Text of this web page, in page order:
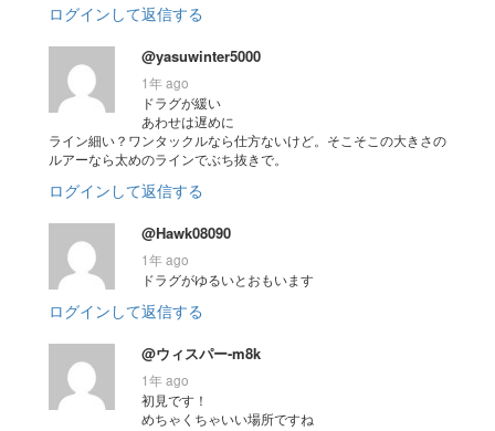
ログインして返信する
@yasuwinter5000
1年 ago
ドラグが緩い
あわせは遅めに
ライン細い？ワンタックルなら仕方ないけど。そこそこの大きさの
ルアーなら太めのラインでぶち抜きで。
ログインして返信する
@Hawk08090
1年 ago
ドラグがゆるいとおもいます
ログインして返信する
@ウィスパー-m8k
1年 ago
初見です！
めちゃくちゃいい場所ですね